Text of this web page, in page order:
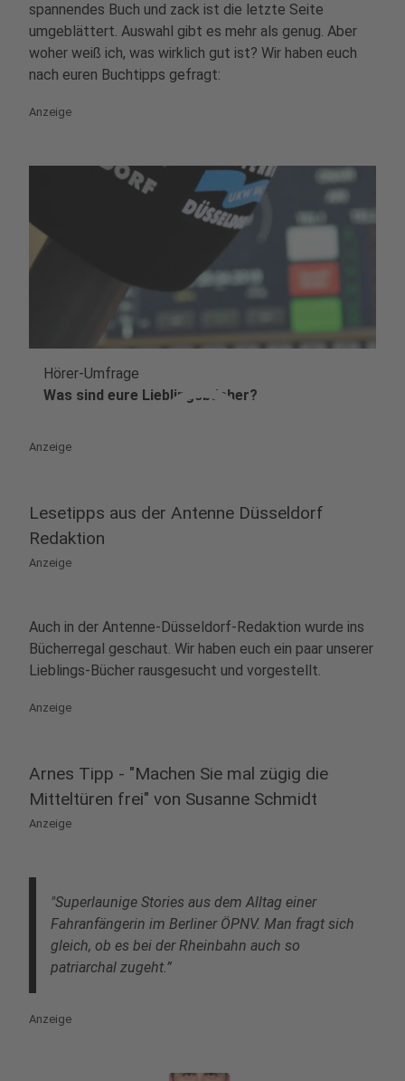
spannendes Buch und zack ist die letzte Seite
umgeblättert. Auswahl gibt es mehr als genug. Aber
woher weiß ich, was wirklich gut ist? Wir haben euch
nach euren Buchtipps gefragt:
Anzeige
play_circle
Hörer-Umfrage
Was sind eure Lieblingsbücher?
Anzeige
Lesetipps aus der Antenne Düsseldorf
Redaktion
Anzeige
Auch in der Antenne-Düsseldorf-Redaktion wurde ins
Bücherregal geschaut. Wir haben euch ein paar unserer
Lieblings-Bücher rausgesucht und vorgestellt.
Anzeige
Arnes Tipp - "Machen Sie mal zügig die
Mitteltüren frei" von Susanne Schmidt
Anzeige
"Superlaunige Stories aus dem Alltag einer
Fahranfängerin im Berliner ÖPNV. Man fragt sich
gleich, ob es bei der Rheinbahn auch so
patriarchal zugeht.”
Anzeige